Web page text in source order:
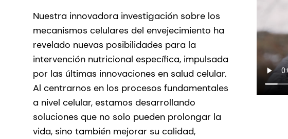
Nuestra innovadora investigación sobre los
mecanismos celulares del envejecimiento ha
revelado nuevas posibilidades para la
intervención nutricional específica, impulsada
por las últimas innovaciones en salud celular.
Al centrarnos en los procesos fundamentales
a nivel celular, estamos desarrollando
soluciones que no solo pueden prolongar la
vida, sino también mejorar su calidad,